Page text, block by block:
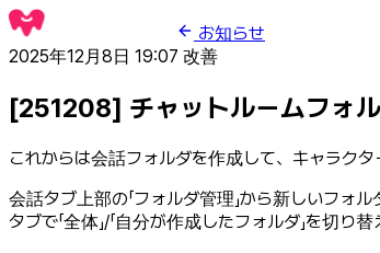
お知らせ
2025年12月8日 19:07 改善
[251208] チャットルームフォ
これからは会話フォルダを作成して、キャラク
会話タブ上部の「フォルダ管理」から新しいフ
タブで「全体」/「自分が作成したフォルダ」を切